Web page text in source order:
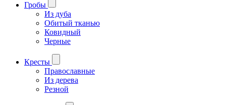
Гробы
Из дуба
Обитый тканью
Ковидный
Черные
Кресты
Православные
Из дерева
Резной